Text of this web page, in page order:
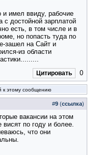
и имел ввиду, рабочие
с достойной зарплатой
есть, в том числе и в
но попасть туда по
зашел на Сайт и
из области
Цитировать 0
к этому сообщению
#9 (ссылка)
вакансии на этом
висят по году и более.
что они